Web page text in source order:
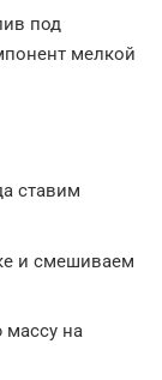
под
мелкой
ставим
и смешиваем
на